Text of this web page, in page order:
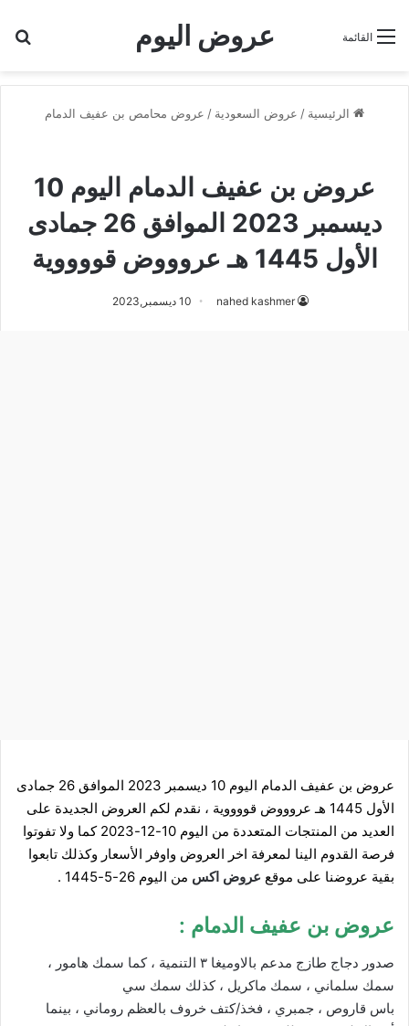
عروض اليوم القائمة
الرئيسية / عروض السعودية / عروض محامص بن عفيف الدمام
عروض بن عفيف الدمام اليوم 10
ديسمبر 2023 الموافق 26 جمادى
الأول 1445 هـ عروووض قووووية
nahed kashmer 10 ديسمبر,2023
عروض بن عفيف الدمام اليوم 10 ديسمبر 2023 الموافق 26 جمادى
الأول 1445 هـ عروووض قووووية ، نقدم لكم العروض الجديدة على
العديد من المنتجات المتعددة من اليوم 10-12-2023 كما ولا تفوتوا
فرصة القدوم الينا لمعرفة اخر العروض واوفر الأسعار وكذلك تابعوا
بقية عروضنا على موقع عروض اكس من اليوم 26-5-1445 .
عروض بن عفيف الدمام :
صدور دجاج طازج مدعم بالاوميغا ٣ التنمية ، كما سمك هامور ،
سمك سلماني ، سمك ماكريل ، كذلك سمك سي
باس قاروص ، جمبري ، فخذ/كتف خروف بالعظم روماني ، بينما